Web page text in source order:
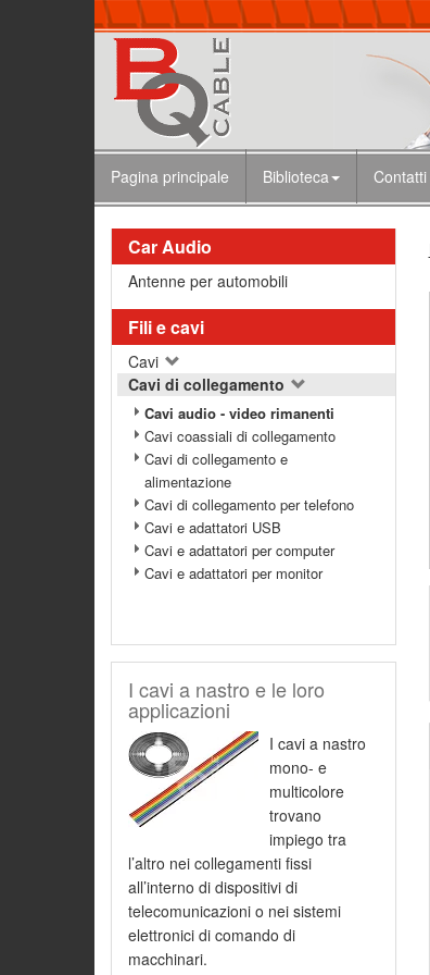
Pagina principale Biblioteca Contatti
Car Audio
Antenne per automobili
Fili e cavi
Cavi
Cavi di collegamento
Cavi audio - video rimanenti
Cavi coassiali di collegamento
Cavi di collegamento e
alimentazione
Cavi di collegamento per telefono
Cavi e adattatori USB
Cavi e adattatori per computer
Cavi e adattatori per monitor
I cavi a nastro e le loro
applicazioni
I cavi a nastro
mono- e
multicolore
trovano
impiego tra
l’altro nei collegamenti fissi
all’interno di dispositivi di
telecomunicazioni o nei sistemi
elettronici di comando di
macchinari.